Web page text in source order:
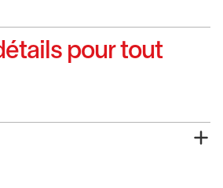
pour tout